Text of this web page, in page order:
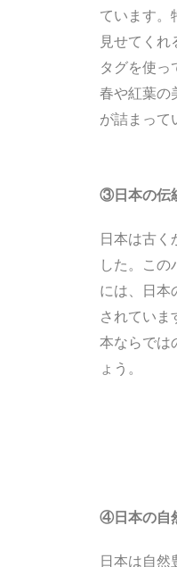
ています。
見せてくれ
タグを使っ
春や紅葉の
が詰まって
③日本の伝
日本は古く
した。こ
には、日本
されていま
本ならでは
ょう。
④日本の自
日本は自然